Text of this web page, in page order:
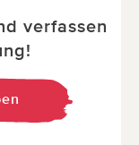
verfassen